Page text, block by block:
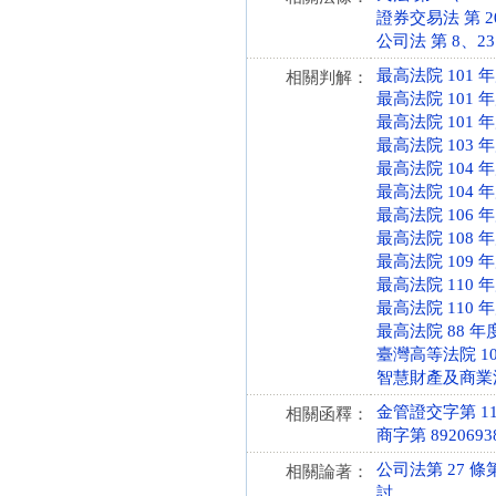
證券交易法 第
公司法 第 8、
相關判解：
最高法院 101
最高法院 101
最高法院 101
最高法院 103
最高法院 104
最高法院 104
最高法院 106
最高法院 108
最高法院 109
最高法院 110
最高法院 110
最高法院 88 年
臺灣高等法院
智慧財產及商
相關函釋：
金管證交字第
商字第
相關論著：
公司法第 27 條